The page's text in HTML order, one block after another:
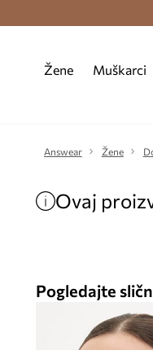
Žene Muškarci
Answear Žene
Ovaj
Pogledajte